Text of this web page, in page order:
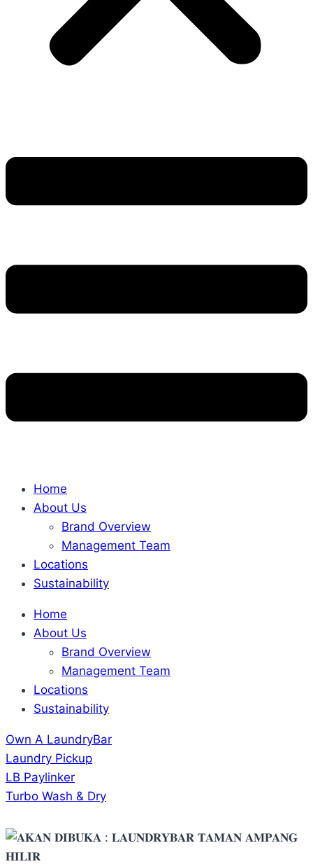
Home
About Us
Brand Overview
Management Team
Locations
Sustainability
Home
About Us
Brand Overview
Management Team
Locations
Sustainability
Own A LaundryBar
Laundry Pickup
LB Paylinker
Turbo Wash & Dry